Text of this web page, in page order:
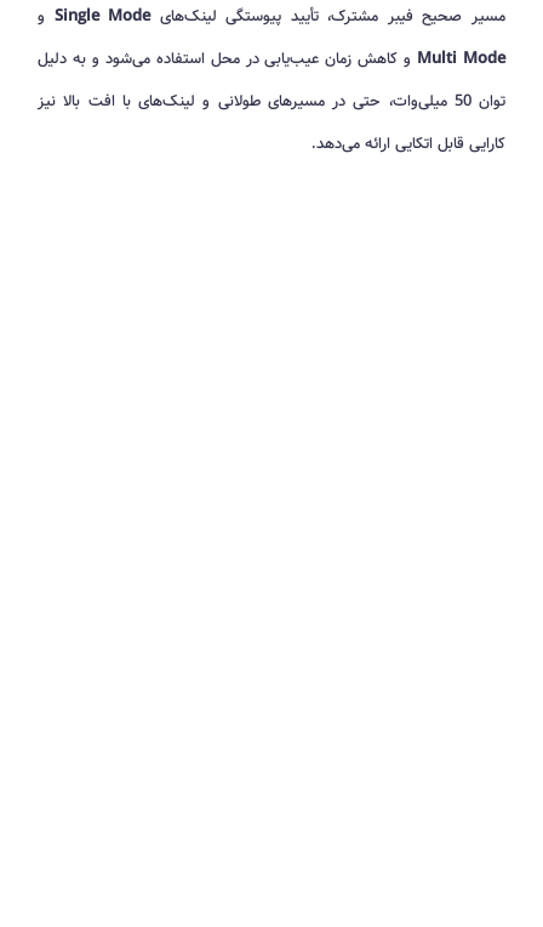
مسیر صحیح فیبر مشترک، تأیید پیوستگی لینک‌هایSingle Mode و
Multi Mode و کاهش زمان عیب‌یابی در محل استفاده می‌شود و به دلیل
توان 50 میلی‌وات، حتی در مسیرهای طولانی و لینک‌های با افت بالا نیز
کارایی قابل اتکایی ارائه می‌دهد.